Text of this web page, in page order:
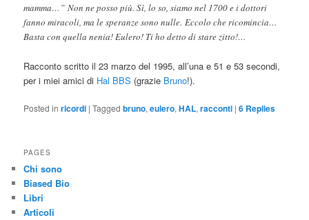
mamma…” Non ne posso più. Sì, lo so, siamo nel 1700 e i dottori
fanno miracoli, ma le speranze sono nulle. Eccolo che ricomincia…
Basta con quella nenia! Eulero! Ti ho detto di stare zitto!…
Racconto scritto il 23 marzo del 1995, all’una e 51 e 53 secondi,
per i miei amici di Hal BBS (grazie Bruno!).
Posted in ricordi |Tagged bruno,eulero,HAL,racconti |6 Replies
PAGES
Chi sono
Biased Bio
Libri
Articoli